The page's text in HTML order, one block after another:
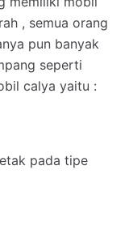
, semua orang
pun banyak
seperti
calya yaitu :
pada tipe